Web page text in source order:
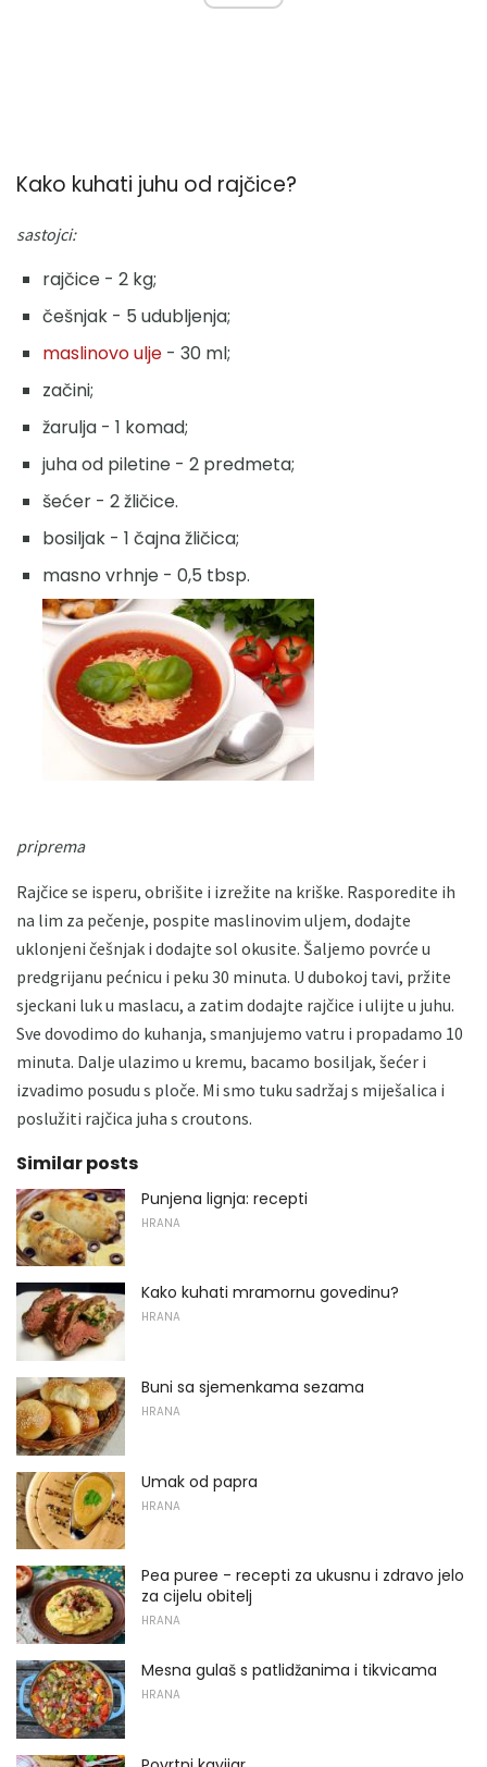
Kako kuhati juhu od rajčice?
sastojci:
rajčice - 2 kg;
češnjak - 5 udubljenja;
maslinovo ulje - 30 ml;
začini;
žarulja - 1 komad;
juha od piletine - 2 predmeta;
šećer - 2 žličice.
bosiljak - 1 čajna žličica;
masno vrhnje - 0,5 tbsp.
priprema
Rajčice se isperu, obrišite i izrežite na kriške. Rasporedite ih
na lim za pečenje, pospite maslinovim uljem, dodajte
uklonjeni češnjak i dodajte sol okusite. Šaljemo povrće u
predgrijanu pećnicu i peku 30 minuta. U dubokoj tavi, pržite
sjeckani luk u maslacu, a zatim dodajte rajčice i ulijte u juhu.
Sve dovodimo do kuhanja, smanjujemo vatru i propadamo 10
minuta. Dalje ulazimo u kremu, bacamo bosiljak, šećer i
izvadimo posudu s ploče. Mi smo tuku sadržaj s miješalica i
poslužiti rajčica juha s croutons.
Similar posts
Punjena lignja: recepti
HRANA
Kako kuhati mramornu govedinu?
HRANA
Buni sa sjemenkama sezama
HRANA
Umak od papra
HRANA
Pea puree - recepti za ukusnu i zdravo jelo
za cijelu obitelj
HRANA
Mesna gulaš s patlidžanima i tikvicama
HRANA